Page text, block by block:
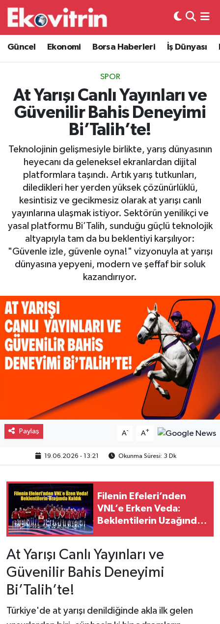
Güncel Ekonomi Borsa Haberleri İş Dünyası
SPOR
At Yarışı Canlı Yayınları ve
Güvenilir Bahis Deneyimi
Bi’Talih’te!
Teknolojinin gelişmesiyle birlikte, yarış dünyasının
heyecanı da geleneksel ekranlardan dijital
platformlara taşındı. Artık yarış tutkunları,
diledikleri her yerden yüksek çözünürlüklü,
kesintisiz ve gecikmesiz olarak at yarışı canlı
yayınlarına ulaşmak istiyor. Sektörün yenilikçi ve
yasal platformu Bi’Talih, sunduğu güçlü teknolojik
altyapıyla tam da bu beklentiyi karşılıyor:
"Güvenle izle, güvenle oyna!" vizyonuyla at yarışı
dünyasına yepyeni, modern ve şeffaf bir soluk
kazandırıyor.
Paylaş A- A+
19.06.2026 - 13:21 Okunma Süresi: 3 Dk
Filenin Efeleri’nden
VNL’e Erken Veda:
Beklentilerin Uzağında
At Yarışı Canlı Yayınları ve
Güvenilir Bahis Deneyimi
Bi’Talih’te!
Türkiye'de at yarışı denildiğinde akla ilk gelen
Güncel
Ekonomi
Borsa Haberleri
İş Dünyası
Otovitrin
Asayiş
Magazin
Gayrimenkul
Spor
Hava Durumu
Trafik Durumu
Süper Lig Puan Durumu ve Fikstür
Tüm Manşetler
Son Dakika Haberleri
Haber Arşivi